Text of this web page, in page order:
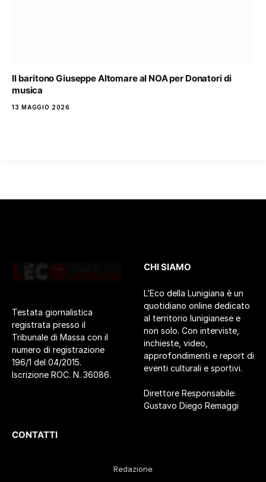
Il baritono Giuseppe Altomare al NOA per Donatori di
musica
13 MAGGIO 2026
Testata giornalistica
registrata presso il
Tribunale di Massa con il
numero di registrazione
196/1 del 04/2015.
Iscrizione ROC. N. 36086.
CHI SIAMO
L’Eco della Lunigiana è un
quotidiano online dedicato
al territorio lunigianese e
non solo. Con interviste,
inchieste, video,
approfondimenti e report di
eventi culturali e sportivi.
Direttore Responsabile:
Gustavo Diego Remaggi
CONTATTI
Redazione